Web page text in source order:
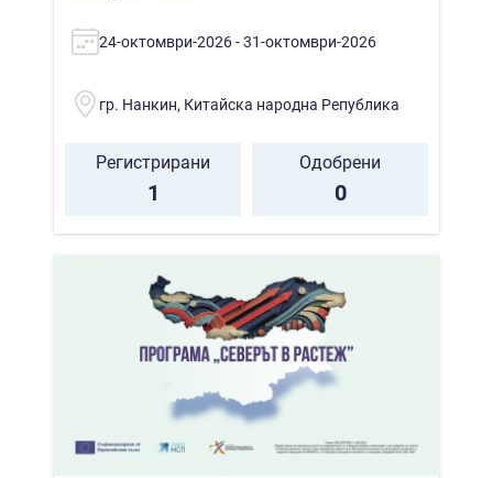
24-октомври-2026 - 31-октомври-2026
гр. Нанкин, Китайска народна Република
Регистрирани
1
Одобрени
0